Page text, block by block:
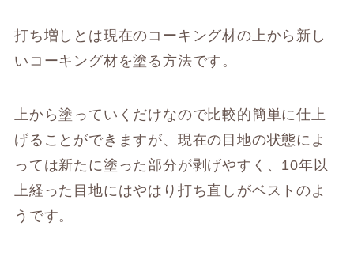
打ち増しとは現在のコーキング材の上から新し
いコーキング材を塗る方法です。
上から塗っていくだけなので比較的簡単に仕上
げることができますが、現在の目地の状態によ
っては新たに塗った部分が剥げやすく、10年以
上経った目地にはやはり打ち直しがベストのよ
うです。